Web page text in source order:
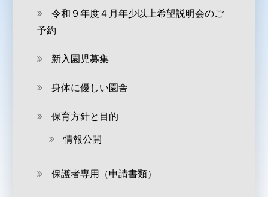
令和９年度４月年少以上希望説明会のご
予約
新入園児募集
身体に優しい園舎
保育方針と目的
情報公開
保護者専用（申請書類）